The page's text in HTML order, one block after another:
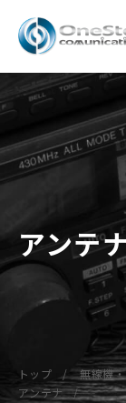
アンテ
トップ
無線機
アンテナ